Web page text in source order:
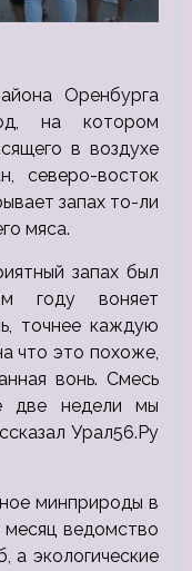
Оренбурга
на котором
в воздухе
северо-восток
запах то-ли
мяса.
запах был
году воняет
точнее каждую
что это похоже,
вонь. Смесь
две недели мы
Урал56.Ру
минприроды в
ведомство
а экологические